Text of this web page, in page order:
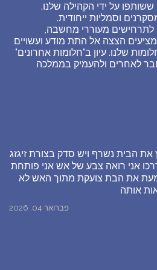
1
על ידי הקהילה שלנו.
וסמליות ייחודית.
מעוררי מחשבה,
הצצה אל התת מודע ועשויים
שלנו. עיון ב"חלומות אחרונים"
לאחרים ולהעמיק בממלכה
את הבית נשרף ויש סדק בצורת זיגזג
אני רואה צבע של אש אני פותחת
את הבת צועקת מתוך האש לא
אותה
פברואר 04, 2026